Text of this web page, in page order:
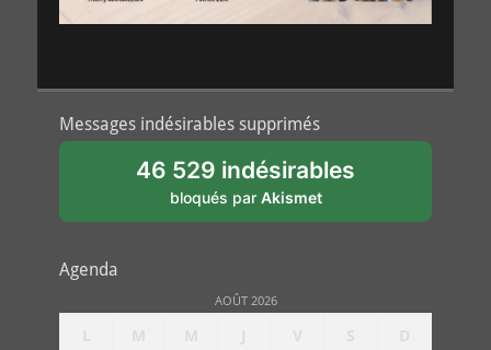
Messages indésirables supprimés
46 529 indésirables
bloqués par Akismet
Agenda
AOÛT 2026